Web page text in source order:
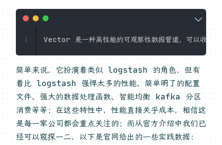
1
简单来说，它扮演着类似 logstash 的角色，但有
着比 logstash 强悍太多的性能、简单明了的配置
文件、强大的数据处理函数、智能均衡 kafka 分区
消费等等；在这些特性中，性能直接关乎成本，相信这
是每一家公司都会重点关注的；而从官方介绍中我们已
经可以窥探一二，以下是官网给出的一些实践数据：